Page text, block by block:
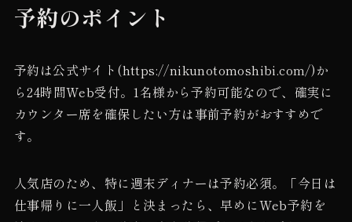
予約のポイント
予約は公式サイト(https://nikunotomoshibi.com/)か
ら24時間Web受付。1名様から予約可能なので、確実に
カウンター席を確保したい方は事前予約がおすすめで
す。
人気店のため、特に週末ディナーは予約必須。「今日は
仕事帰りに一人飯」と決まったら、早めにWeb予約を